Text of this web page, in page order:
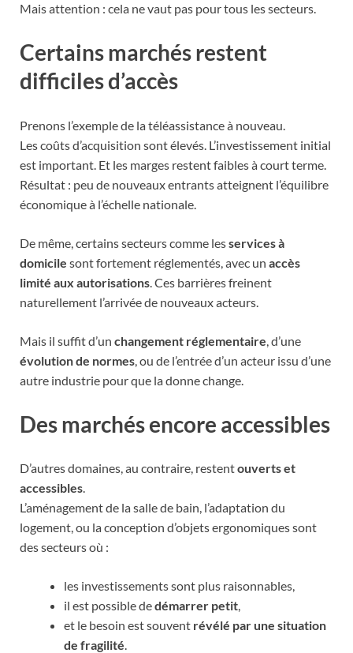
Mais attention : cela ne vaut pas pour tous les secteurs.
Certains marchés restent
difficiles d’accès
Prenons l’exemple de la téléassistance à nouveau.
Les coûts d’acquisition sont élevés. L’investissement initial
est important. Et les marges restent faibles à court terme.
Résultat : peu de nouveaux entrants atteignent l’équilibre
économique à l’échelle nationale.
De même, certains secteurs comme lesservices à
domicile sont fortement réglementés, avec un accès
limité aux autorisations . Ces barrières freinent
naturellement l’arrivée de nouveaux acteurs.
Mais il suffit d’un changement réglementaire , d’une
évolution de normes , ou de l’entrée d’un acteur issu d’une
autre industrie pour que la donne change.
Des marchés encore accessibles
D’autres domaines, au contraire, restentouverts et
accessibles.
L’aménagement de la salle de bain, l’adaptation du
logement, ou la conception d’objets ergonomiques sont
des secteurs où :
les investissements sont plus raisonnables,
il est possible dedémarrer petit,
et le besoin est souvent révélé par une situation
de fragilité.